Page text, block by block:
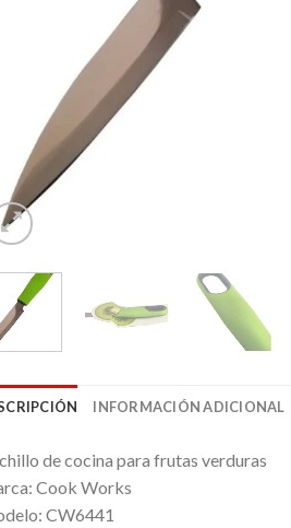
INFORMACIÓN ADICIONAL
de cocina para frutas verduras
Cook Works
CW6441